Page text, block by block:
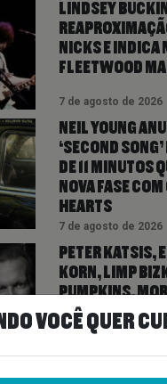
LINDSEY
NICKS E INDICA
FLEETWOOD
7 de agosto de 2026
NEIL YOUNG
‘SECOND
DE 11 MINUTOS
NOVA FASE
HEARTS
7 de agosto de 2026
PETER KATSIS,
KORN, LIMP
PUMPKINS,
VOCÊ QUER